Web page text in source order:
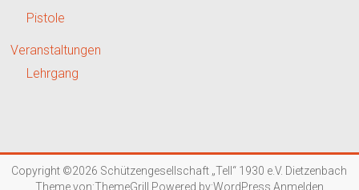
Pistole
Veranstaltungen
Lehrgang
Copyright ©2026 Schützengesellschaft „Tell“ 1930 e.V. Dietzenbach
Theme von:ThemeGrill Powered by:WordPress Anmelden